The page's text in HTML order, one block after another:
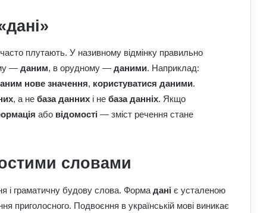
плутають. У називному відмінку правильно
— даним, в орудному — даними. Наприклад:
нове значення, користуватися даними.
, а не база данних і не база данніх. Якщо
або відомості — зміст речення стане
словами
і граматичну будову слова. Форма дані є усталеною
приголосного. Подвоєння в українській мові виникає
До чого сняться мандри різними
психології